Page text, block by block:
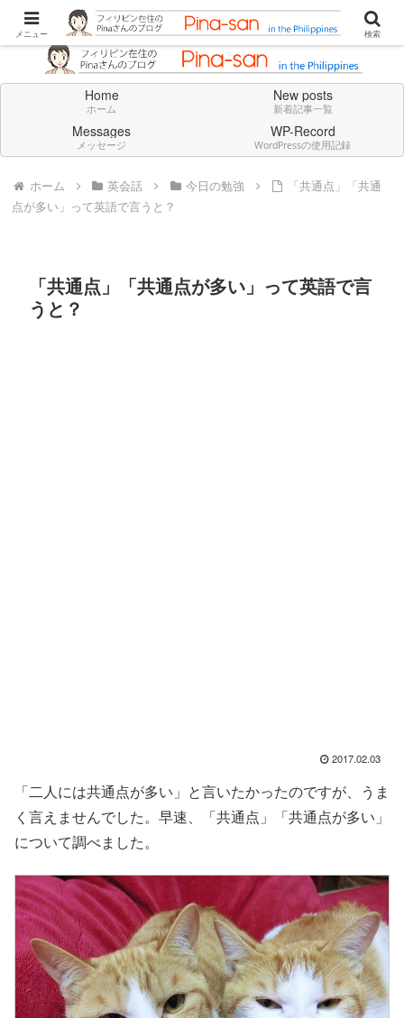
Don't think deeply. Feel always in English.
Home
ホーム
New posts
新着記事一覧
Messages
メッセージ
WP-Record
WordPressの使用記録
ホーム 英会話 今日の勉強
「共通点」「共通
点が多い」って英語で言うと？
「共通点」「共通点が多い」って英語で言
うと？
2017.02.03
「二人には共通点が多い」と言いたかったのですが、うま
く言えませんでした。早速、「共通点」「共通点が多い」
について調べました。
メニュー 検索